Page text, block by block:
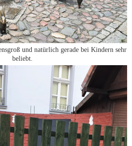
und natürlich gerade bei Kindern sehr
beliebt.